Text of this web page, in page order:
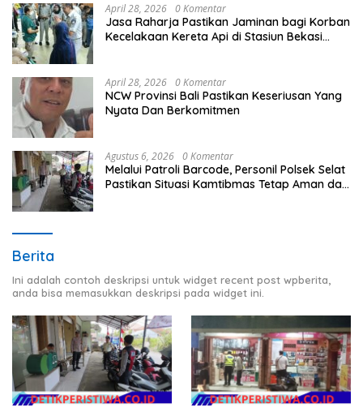
April 28, 2026 0 Komentar
Jasa Raharja Pastikan Jaminan bagi Korban
Kecelakaan Kereta Api di Stasiun Bekasi
April 28, 2026 0 Komentar
NCW Provinsi Bali Pastikan Keseriusan Yang
Nyata Dan Berkomitmen
Agustus 6, 2026 0 Komentar
Melalui Patroli Barcode, Personil Polsek Selat
Pastikan Situasi Kamtibmas Tetap Aman dan
Berita
Ini adalah contoh deskripsi untuk widget recent post wpberita,
anda bisa memasukkan deskripsi pada widget ini.